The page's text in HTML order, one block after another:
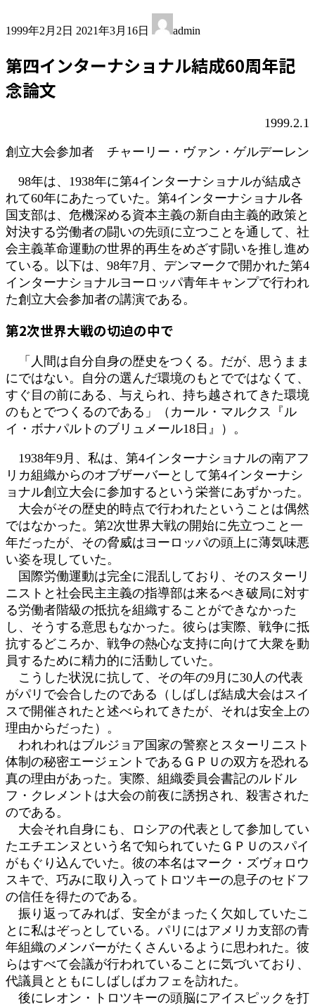
1999年2月2日 終
新
2021年3月16日 admin
第四インターナショナル結成60周年記
念論文
1999.2.1
創立大会参加者 チャーリー・ヴァン・ゲルデーレン
98年は、1938年に第4インターナショナルが結成さ
れて60年にあたっていた。第4インターナショナル各
国支部は、危機深める資本主義の新自由主義的政策と
対決する労働者の闘いの先頭に立つことを通して、社
会主義革命運動の世界的再生をめざす闘いを推し進め
ている。以下は、98年7月、デンマークで開かれた第4
インターナショナルヨーロッパ青年キャンプで行われ
た創立大会参加者の講演である。
第2次世界大戦の切迫の中で
「人間は自分自身の歴史をつくる。だが、思うまま
にではない。自分の選んだ環境のもとでではなくて、
すぐ目の前にある、与えられ、持ち越されてきた環境
のもとでつくるのである」（カール・マルクス『ル
イ・ボナパルトのブリュメール18日』）。
1938年9月、私は、第4インターナショナルの南アフ
リカ組織からのオブザーバーとして第4インターナシ
ョナル創立大会に参加するという栄誉にあずかった。
大会がその歴史的時点で行われたということは偶然
ではなかった。第2次世界大戦の開始に先立つこと一
年だったが、その脅威はヨーロッパの頭上に薄気味悪
い姿を現していた。
国際労働運動は完全に混乱しており、そのスターリ
ニストと社会民主主義の指導部は来るべき破局に対す
る労働者階級の抵抗を組織することができなかった
し、そうする意思もなかった。彼らは実際、戦争に抵
抗するどころか、戦争の熱心な支持に向けて大衆を動
員するために精力的に活動していた。
こうした状況に抗して、その年の9月に30人の代表
がパリで会合したのである（しばしば結成大会はスイ
スで開催されたと述べられてきたが、それは安全上の
理由からだった）。
われわれはブルジョア国家の警察とスターリニスト
体制の秘密エージェントであるＧＰＵの双方を恐れる
真の理由があった。実際、組織委員会書記のルドル
フ・クレメントは大会の前夜に誘拐され、殺害された
のである。
大会それ自身にも、ロシアの代表として参加してい
たエチエンヌという名で知られていたＧＰＵのスパイ
がもぐり込んでいた。彼の本名はマーク・ズヴォロウ
スキで、巧みに取り入ってトロツキーの息子のセドフ
の信任を得たのである。
振り返ってみれば、安全がまったく欠如していたこ
とに私はぞっとしている。パリにはアメリカ支部の青
年組織のメンバーがたくさんいるように思われた。彼
らはすべて会議が行われていることに気づいており、
代議員とともにしばしばカフェを訪れた。
後にレオン・トロツキーの頭脳にアイスピックを打